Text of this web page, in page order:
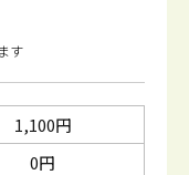
す
1,100円
0円